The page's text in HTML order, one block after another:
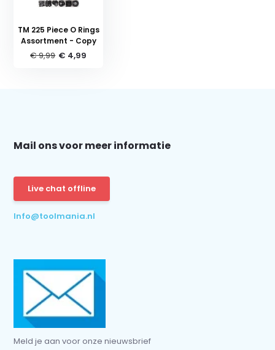
TM 225 Piece O Rings
Assortment - Copy
€ 9,99 € 4,99
Mail ons voor meer informatie
Live chat offline
Info@toolmania.nl
Meld je aan voor onze nieuwsbrief